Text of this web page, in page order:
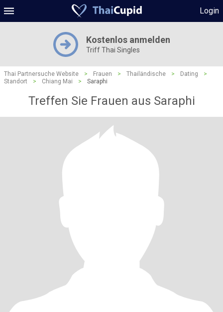
Login
Kostenlos anmelden
Triff Thai Singles
Thai Partnersuche Website > Frauen > Thailändische > Dating
>
Standort
> Chiang Mai > Saraphi
Treffen Sie Frauen aus Saraphi